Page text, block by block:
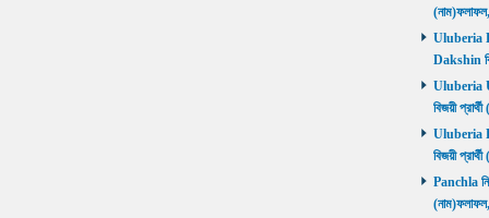
Uluberia
Dakshin
Uluberia
বিজয়ী
Uluberia
বিজয়ী
Panchla